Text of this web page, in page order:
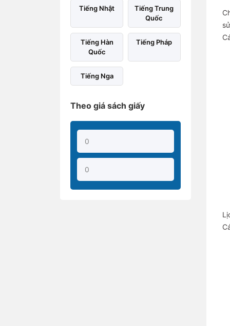
Tiếng Nhật
Tiếng Trung
Quốc
Tiếng Hàn
Quốc
Tiếng Pháp
Tiếng Nga
Theo giá sách giấy